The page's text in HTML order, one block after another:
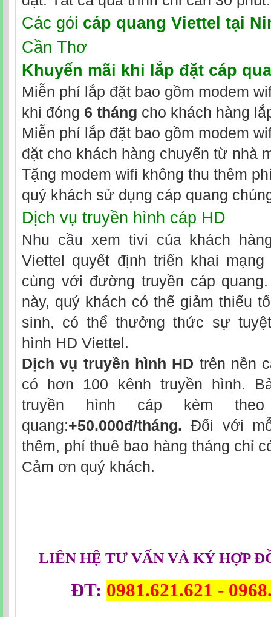
Các gói cáp quang Viettel tại
Cần Thơ
Khuyến mãi khi lắp đặt cáp
Miễn phí lắp đặt bao gồm modem
khi đóng 6 tháng cho khách hàng
Miễn phí lắp đặt bao gồm modem
đặt cho khách hàng chuyển từ nhà
Tặng modem wifi không thu thêm
quý khách sử dụng cáp quang
Dịch vụ truyền hình cáp HD
Nhu cầu xem tivi của khách
Viettel quyết định triển khai
cùng với đường truyền cáp
này, quý khách có thể giảm thiểu
sinh, có thể thưởng thức sự
hình HD Viettel.
Dịch vụ truyền hình HD trên nền
có hơn 100 kênh truyền hình.
truyền hình cáp kèm theo
quang:+50.000đ/tháng.Đối với
thêm, phí thuê bao hàng tháng chỉ
Cảm ơn quý khách.
LIÊN HỆ TƯ VẤN VÀ KÝ HỢP
ĐT: 0981.621.621 -